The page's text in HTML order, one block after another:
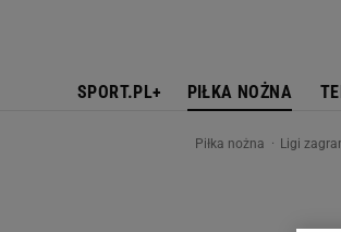
SPORT.PL+ PIŁKA NOŻNA
Piłka nożna Ligi